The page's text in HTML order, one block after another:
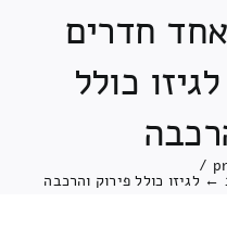
חדרים
כולל
/
לגיזו כולל פירוק והרכבה